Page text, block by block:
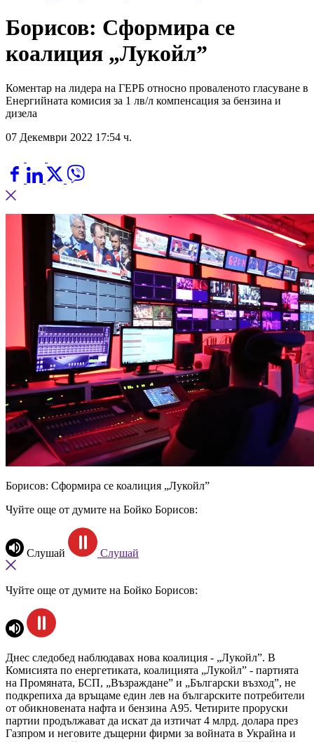
Борисов: Сформира се
коалиция „Лукойл”
Коментар на лидера на ГЕРБ относно проваленото гласуване в
Енергийната комисия за 1 лв/л компенсация за бензина и
дизела
07 Декември 2022 17:54 ч.
Борисов: Сформира се коалиция „Лукойл”
Чуйте още от думите на Бойко Борисов:
Слушай Слушай
Чуйте още от думите на Бойко Борисов:
Днес следобед наблюдавах нова коалиция - „Лукойл”. В
Комисията по енергетиката, коалицията „Лукойл” - партията
на Промяната, БСП, „Възраждане” и „Български възход”, не
подкрепиха да връщаме един лев на българските потребители
от обикновената нафта и бензина A95. Четирите проруски
партии продължават да искат да изтичат 4 млрд. долара през
Газпром и неговите дъщерни фирми за войната в Украйна и